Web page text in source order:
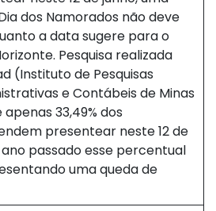
dos Namorados não deve
a data sugere para o
Pesquisa realizada
(Instituto de Pesquisas
e Contábeis de Minas
33,49% dos
presentear neste 12 de
passado esse percentual
uma queda de